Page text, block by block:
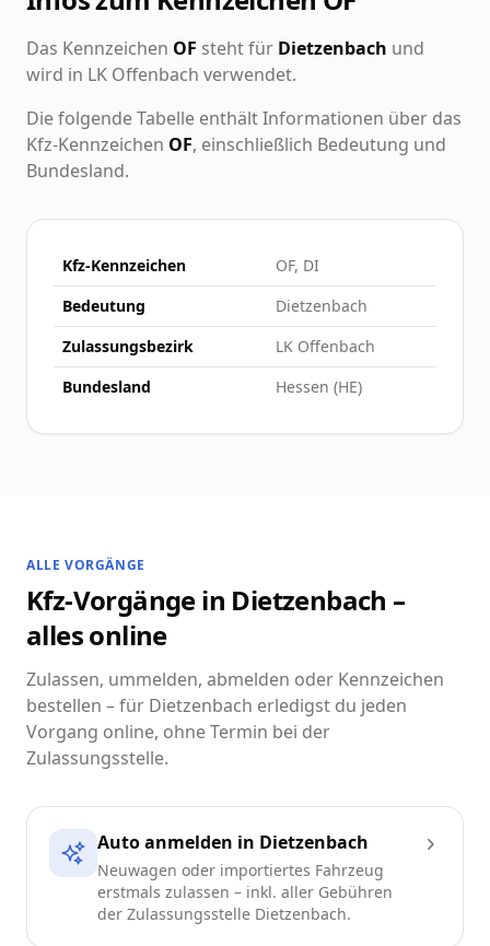
Das Kennzeichen OF steht für Dietzenbach und
wird in LK Offenbach verwendet.
Die folgende Tabelle enthält Informationen über das
Kfz-Kennzeichen OF, einschließlich Bedeutung und
Bundesland.
Kfz-Kennzeichen
OF, DI
Bedeutung
Dietzenbach
Zulassungsbezirk
LK Offenbach
Bundesland
Hessen (HE)
ALLE VORGÄNGE
Kfz-Vorgänge in Dietzenbach –
alles online
Zulassen, ummelden, abmelden oder Kennzeichen
bestellen – für Dietzenbach erledigst du jeden
Vorgang online, ohne Termin bei der
Zulassungsstelle.
Auto anmelden in Dietzenbach
Neuwagen oder importiertes Fahrzeug
erstmals zulassen – inkl. aller Gebühren
der Zulassungsstelle Dietzenbach.